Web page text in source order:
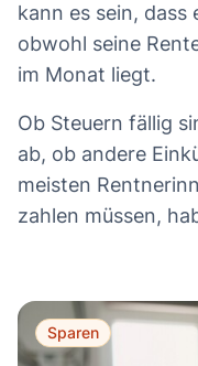
kann es sein, dass
obwohl seine
im Monat liegt.
Ob Steuern fällig
ab, ob andere
meisten
zahlen müssen,
Sparen